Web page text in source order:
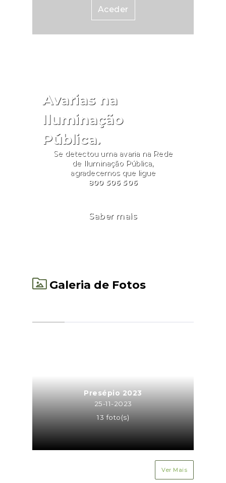
Aceder
Avarias na
Iluminação
Pública.
Se detectou uma avaria na Rede
de Iluminação Pública,
agradecemos que ligue
800 506 506
Saber mais
Galeria de Fotos
Presépio 2023
25-11-2023
13 foto(s)
Ver Mais